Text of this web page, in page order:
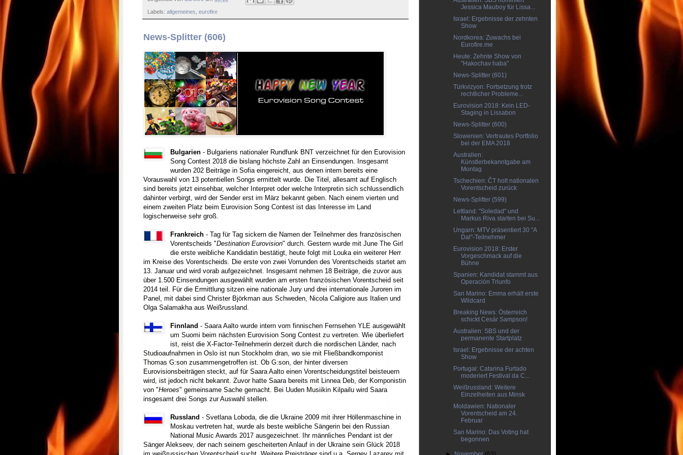
Labels: allgemeines eurofire
News-Splitter (606)
Bulgarien- Bulgariens nationaler Rundfunk BNT verzeichnet für den Eurovision
Song Contest 2018 die bislang höchste Zahl an Einsendungen. Insgesamt
wurden 202 Beiträge in Sofia eingereicht, aus denen intern bereits eine
Vorauswahl von 13 potentiellen Songs ermittelt wurde. Die Titel, allesamt auf Englisch
sind bereits jetzt einsehbar, welcher Interpret oder welche Interpretin sich schlussendlich
dahinter verbirgt, wird der Sender erst im März bekannt geben. Nach einem vierten und
einem zweiten Platz beim Eurovision Song Contest ist das Interesse im Land
logischerweise sehr groß.
Frankreich- Tag für Tag sickern die Namen der Teilnehmer des französischen
Vorentscheids "Destination Eurovision" durch. Gestern wurde mit June The Girl
die erste weibliche Kandidatin bestätigt, heute folgt mit Louka ein weiterer Herr
im Kreise des Vorentscheids. Die erste von zwei Vorrunden des Vorentscheids startet am
13. Januar und wird vorab aufgezeichnet. Insgesamt nehmen 18 Beiträge, die zuvor aus
über 1.500 Einsendungen ausgewählt wurden am ersten französischen Vorentscheid seit
2014 teil. Für die Ermittlung sitzen eine nationale Jury und drei internationale Juroren im
Panel, mit dabei sind Christer Björkman aus Schweden, Nicola Caligiore aus Italien und
Olga Salamakha aus Weißrussland.
Finnland- Saara Aalto wurde intern vom finnischen Fernsehen YLE ausgewählt
um Suomi beim nächsten Eurovision Song Contest zu vertreten. Wie überliefert
ist, reist die X-Factor-Teilnehmerin derzeit durch die nordischen Länder, nach
Studioaufnahmen in Oslo ist nun Stockholm dran, wo sie mit Fließbandkomponist
Thomas G:son zusammengetroffen ist. Ob G:son, der hinter diversen
Eurovisionsbeiträgen steckt, auf für Saara Aalto einen Vorentscheidungstitel beisteuern
wird, ist jedoch nicht bekannt. Zuvor hatte Saara bereits mit Linnea Deb, der Komponistin
von "Heroes" gemeinsame Sache gemacht. Bei Uuden Musiikin Kilpailu wird Saara
insgesamt drei Songs zur Auswahl stellen.
Russland- Svetlana Loboda, die die Ukraine 2009 mit ihrer Höllenmaschine in
Moskau vertreten hat, wurde als beste weibliche Sängerin bei den Russian
National Music Awards 2017 ausgezeichnet. Ihr männliches Pendant ist der
Sänger Alekseev, der nach seinem gescheiterten Anlauf in der Ukraine sein Glück 2018
Jessica Mauboy für Lissa...
Israel: Ergebnisse der zehnten
Show
Nordkorea: Zuwachs bei
Eurofire.me
Heute: Zehnte Show von
"Hakochav haba"
News-Splitter (601)
Türkvizyon: Fortsetzung trotz
rechtlicher Probleme...
Eurovision 2018: Kein LED-
Staging in Lissabon
News-Splitter (600)
Slowenien: Vertrautes Portfolio
bei der EMA 2018
Australien:
Künstlerbekanntgabe am
Montag
Tschechien: ČT holt nationalen
Vorentscheid zurück
News-Splitter (599)
Lettland: "Soledad" und
Markus Riva starten bei Su...
Ungarn: MTV präsentiert 30 "A
Dal"-Teilnehmer
Eurovision 2018: Erster
Vorgeschmack auf die
Bühne
Spanien: Kandidat stammt aus
Operación Triunfo
San Marino: Emma erhält erste
Wildcard
Breaking News: Österreich
schickt Cesár Sampson!
Australien: SBS und der
permanente Startplatz
Israel: Ergebnisse der achten
Show
Portugal: Catarina Furtado
moderiert Festival da C...
Weißrussland: Weitere
Einzelheiten aus Minsk
Moldawien: Nationaler
Vorentscheid am 24.
Februar
San Marino: Das Voting hat
begonnen